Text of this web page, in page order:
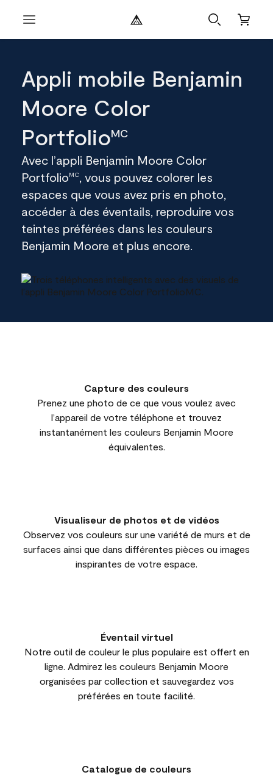
Appli mobile Benjamin
Moore Color
PortfolioMC
Avec l’appli Benjamin Moore Color
PortfolioMC, vous pouvez colorer les
espaces que vous avez pris en photo,
accéder à des éventails, reproduire vos
teintes préférées dans les couleurs
Benjamin Moore et plus encore.
Capture des couleurs
Prenez une photo de ce que vous voulez avec
l’appareil de votre téléphone et trouvez
instantanément les couleurs Benjamin Moore
équivalentes.
Visualiseur de photos et de vidéos
Observez vos couleurs sur une variété de murs et de
surfaces ainsi que dans différentes pièces ou images
inspirantes de votre espace.
Éventail virtuel
Notre outil de couleur le plus populaire est offert en
ligne. Admirez les couleurs Benjamin Moore
organisées par collection et sauvegardez vos
préférées en toute facilité.
Catalogue de couleurs